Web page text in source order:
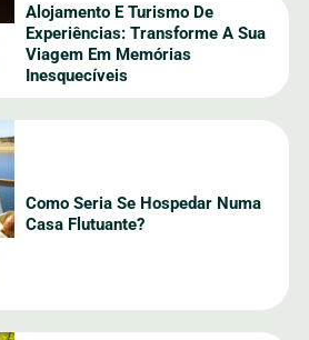
Alojamento E Turismo De
Experiências: Transforme A Sua
Viagem Em Memórias
Inesquecíveis
Como Seria Se Hospedar Numa
Casa Flutuante?